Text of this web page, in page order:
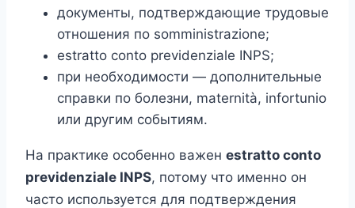
документы, подтверждающие трудовые
отношения по somministrazione;
estratto conto previdenziale INPS;
при необходимости — дополнительные
справки по болезни, maternità, infortunio
или другим событиям.
На практике особенно важен estratto conto
previdenziale INPS, потому что именно он
часто используется для подтверждения